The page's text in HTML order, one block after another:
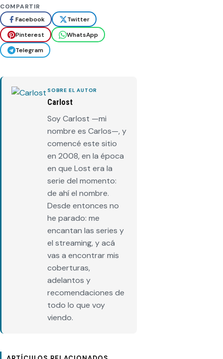
COMPARTIR
Facebook
Twitter
Pinterest
WhatsApp
Telegram
SOBRE EL AUTOR
Carlost
Soy Carlost —mi
nombre es Carlos—, y
comencé este sitio
en 2008, en la época
en que Lost era la
serie del momento:
de ahí el nombre.
Desde entonces no
he parado: me
encantan las series y
el streaming, y acá
vas a encontrar mis
coberturas,
adelantos y
recomendaciones de
todo lo que voy
viendo.